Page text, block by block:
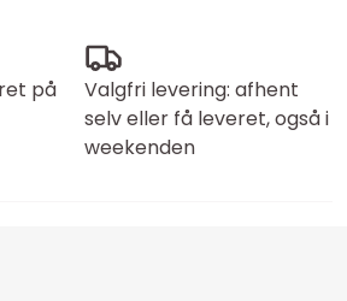
på
Valgfri levering: afhent
selv eller få leveret, også i
weekenden